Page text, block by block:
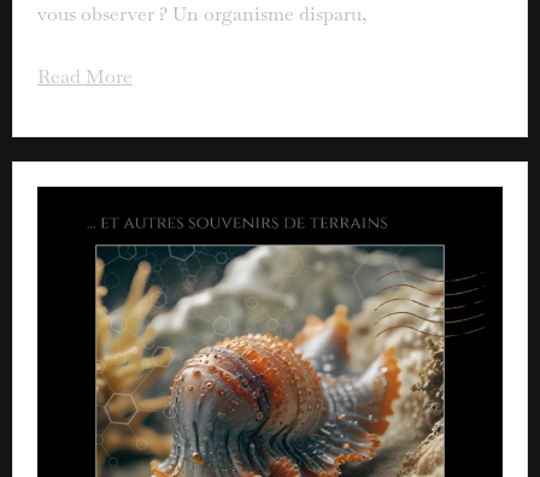
vous observer ? Un organisme disparu,
Read More